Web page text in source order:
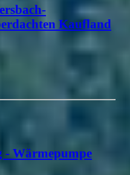
Kaufland
- Wärmepumpe